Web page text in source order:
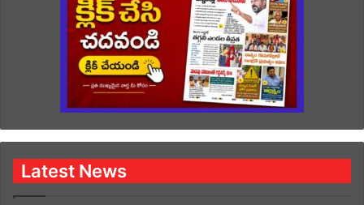
Latest News